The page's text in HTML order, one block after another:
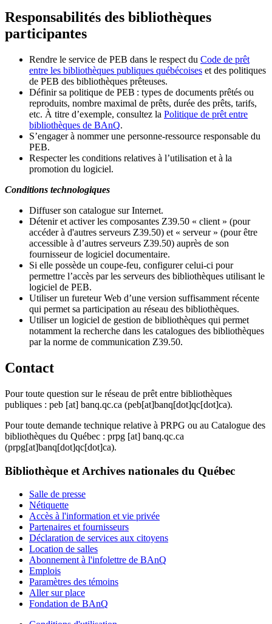
Responsabilités des bibliothèques
participantes
Rendre le service de PEB dans le respect du Code de prêt
entre les bibliothèques publiques québécoises et des politiques
de PEB des bibliothèques prêteuses.
Définir sa politique de PEB : types de documents prêtés ou
reproduits, nombre maximal de prêts, durée des prêts, tarifs,
etc. À titre d’exemple, consultez la Politique de prêt entre
bibliothèques de BAnQ.
S’engager à nommer une personne-ressource responsable du
PEB.
Respecter les conditions relatives à l’utilisation et à la
promotion du logiciel.
Conditions technologiques
Diffuser son catalogue sur Internet.
Détenir et activer les composantes Z39.50 « client » (pour
accéder à d'autres serveurs Z39.50) et « serveur » (pour être
accessible à d’autres serveurs Z39.50) auprès de son
fournisseur de logiciel documentaire.
Si elle possède un coupe-feu, configurer celui-ci pour
permettre l’accès par les serveurs des bibliothèques utilisant le
logiciel de PEB.
Utiliser un fureteur Web d’une version suffisamment récente
qui permet sa participation au réseau des bibliothèques.
Utiliser un logiciel de gestion de bibliothèques qui permet
notamment la recherche dans les catalogues des bibliothèques
par la norme de communication Z39.50.
Contact
Pour toute question sur le réseau de prêt entre bibliothèques
publiques : peb [at] banq.qc.ca (peb[at]banq[dot]qc[dot]ca).
Pour toute demande technique relative à PRPG ou au Catalogue des
bibliothèques du Québec : prpg [at] banq.qc.ca
(prpg[at]banq[dot]qc[dot]ca).
Bibliothèque et Archives nationales du Québec
Salle de presse
Nétiquette
Accès à l'information et vie privée
Partenaires et fournisseurs
Déclaration de services aux citoyens
Location de salles
Abonnement à l'infolettre de BAnQ
Emplois
Paramètres des témoins
Aller sur place
Fondation de BAnQ